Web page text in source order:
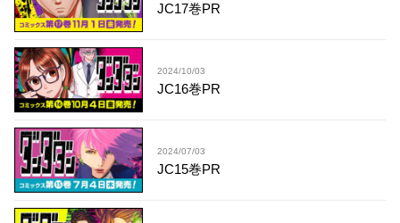
JC17巻PR
2024/10/03
JC16巻PR
2024/07/03
JC15巻PR